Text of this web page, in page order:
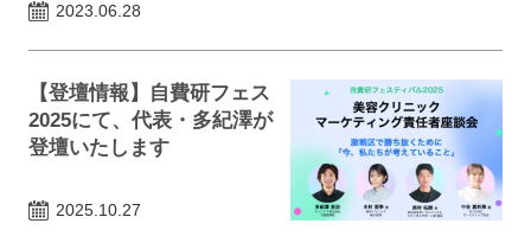
2023.06.28
【登壇情報】自費研フェス
2025にて、代表・多紀澤が
登壇いたします
2025.10.27